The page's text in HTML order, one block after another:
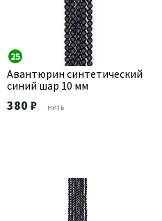
25
Авантюрин синтетический
синий шар 10 мм
380 ₽ нить